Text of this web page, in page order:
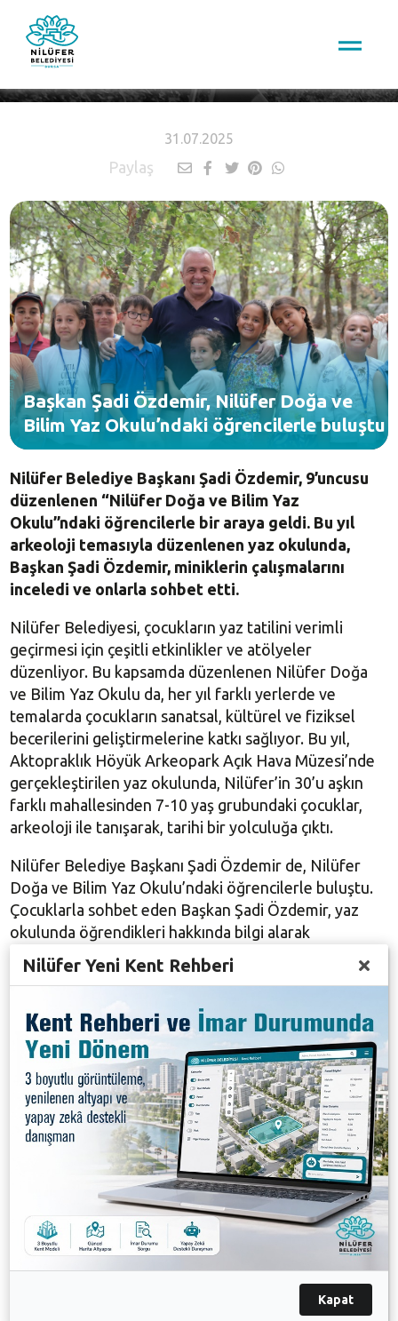
31.07.2025
Paylaş
Başkan Şadi Özdemir, Nilüfer Doğa ve
Bilim Yaz Okulu’ndaki öğrencilerle buluştu
Nilüfer Belediye Başkanı Şadi Özdemir, 9’uncusu
düzenlenen “Nilüfer Doğa ve Bilim Yaz
Okulu”ndaki öğrencilerle bir araya geldi. Bu yıl
arkeoloji temasıyla düzenlenen yaz okulunda,
Başkan Şadi Özdemir, miniklerin çalışmalarını
inceledi ve onlarla sohbet etti.
Nilüfer Belediyesi, çocukların yaz tatilini verimli
geçirmesi için çeşitli etkinlikler ve atölyeler
düzenliyor. Bu kapsamda düzenlenen Nilüfer Doğa
ve Bilim Yaz Okulu da, her yıl farklı yerlerde ve
temalarda çocukların sanatsal, kültürel ve fiziksel
becerilerini geliştirmelerine katkı sağlıyor. Bu yıl,
Aktopraklık Höyük Arkeopark Açık Hava Müzesi’nde
gerçekleştirilen yaz okulunda, Nilüfer’in 30’u aşkın
farklı mahallesinden 7-10 yaş grubundaki çocuklar,
arkeoloji ile tanışarak, tarihi bir yolculuğa çıktı.
Nilüfer Belediye Başkanı Şadi Özdemir de, Nilüfer
Doğa ve Bilim Yaz Okulu’ndaki öğrencilerle buluştu.
Çocuklarla sohbet eden Başkan Şadi Özdemir, yaz
okulunda öğrendikleri hakkında bilgi alarak
çalışmalarını inceledi. Başkan Şadi Özdemir, ziyaretin
ardından çocuklara başarı dileklerinde bulundu.
Nilüfer’in 30’u aşkın farklı mahallesinden gelen
çocuklar, yaz okulundaki “Zamanda Yolculuk
Arkeopark Gezisi”, “Mağara Resimleri Ne Anlatır?
Atölyesi”, “Arkeolojik Oyunlar Atölyesi”, “Arkeolojik
Buluntu Çizimi Atölyesi”, “Deneysel Kazı Atölyesi”
gibi etkinliklere katılma fırsatı buldu.
Nilüfer Yeni Kent Rehberi
Kapat